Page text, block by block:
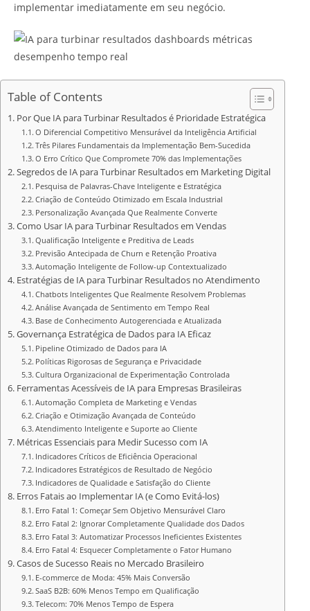
implementar imediatamente em seu negócio.
Table of Contents
Por Que IA para Turbinar Resultados é Prioridade Estratégica
O Diferencial Competitivo Mensurável da Inteligência Artificial
Três Pilares Fundamentais da Implementação Bem-Sucedida
O Erro Crítico Que Compromete 70% das Implementações
Segredos de IA para Turbinar Resultados em Marketing Digital
Pesquisa de Palavras-Chave Inteligente e Estratégica
Criação de Conteúdo Otimizado em Escala Industrial
Personalização Avançada Que Realmente Converte
Como Usar IA para Turbinar Resultados em Vendas
Qualificação Inteligente e Preditiva de Leads
Previsão Antecipada de Churn e Retenção Proativa
Automação Inteligente de Follow-up Contextualizado
Estratégias de IA para Turbinar Resultados no Atendimento
Chatbots Inteligentes Que Realmente Resolvem Problemas
Análise Avançada de Sentimento em Tempo Real
Base de Conhecimento Autogerenciada e Atualizada
Governança Estratégica de Dados para IA Eficaz
Pipeline Otimizado de Dados para IA
Políticas Rigorosas de Segurança e Privacidade
Cultura Organizacional de Experimentação Controlada
Ferramentas Acessíveis de IA para Empresas Brasileiras
Automação Completa de Marketing e Vendas
Criação e Otimização Avançada de Conteúdo
Atendimento Inteligente e Suporte ao Cliente
Métricas Essenciais para Medir Sucesso com IA
Indicadores Críticos de Eficiência Operacional
Indicadores Estratégicos de Resultado de Negócio
Indicadores de Qualidade e Satisfação do Cliente
Erros Fatais ao Implementar IA (e Como Evitá-los)
Erro Fatal 1: Começar Sem Objetivo Mensurável Claro
Erro Fatal 2: Ignorar Completamente Qualidade dos Dados
Erro Fatal 3: Automatizar Processos Ineficientes Existentes
Erro Fatal 4: Esquecer Completamente o Fator Humano
Casos de Sucesso Reais no Mercado Brasileiro
E-commerce de Moda: 45% Mais Conversão
SaaS B2B: 60% Menos Tempo em Qualificação
Telecom: 70% Menos Tempo de Espera